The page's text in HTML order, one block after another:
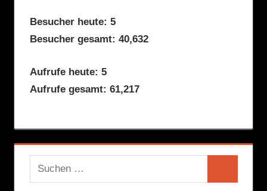
Besucher heute: 5
Besucher gesamt: 40,632
Aufrufe heute: 5
Aufrufe gesamt: 61,217
Suchen
nach: